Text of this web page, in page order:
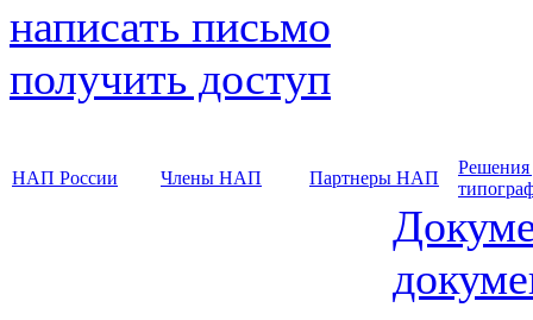
написать письмо
получить доступ
НАП России Члены НАП Партнеры НАП
Решения